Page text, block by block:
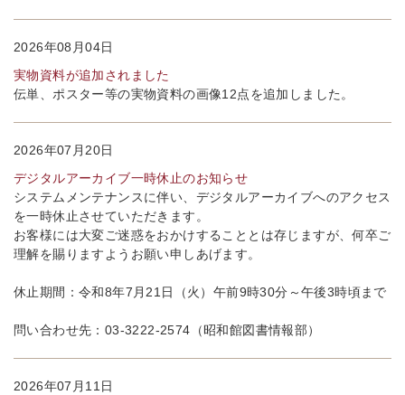
2026年08月04日
実物資料が追加されました
伝単、ポスター等の実物資料の画像12点を追加しました。
2026年07月20日
デジタルアーカイブ一時休止のお知らせ
システムメンテナンスに伴い、デジタルアーカイブへのアクセス
を一時休止させていただきます。
お客様には大変ご迷惑をおかけすることとは存じますが、何卒ご
理解を賜りますようお願い申しあげます。
休止期間：令和8年7月21日（火）午前9時30分～午後3時頃まで
問い合わせ先：03-3222-2574（昭和館図書情報部）
2026年07月11日